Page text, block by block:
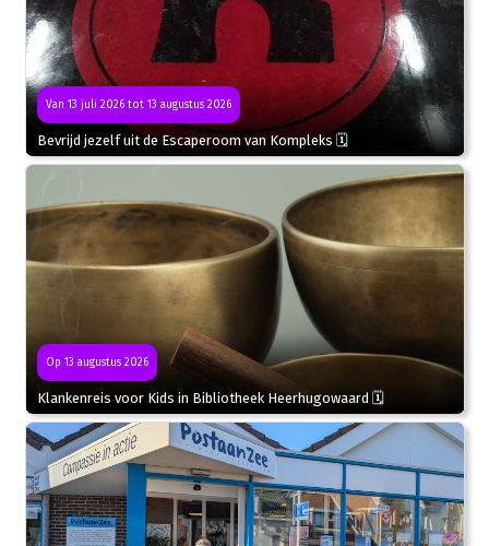
Van 13 juli 2026 tot 13 augustus 2026
Bevrijd jezelf uit de Escaperoom van Kompleks 🗓
Op 13 augustus 2026
Klankenreis voor Kids in Bibliotheek Heerhugowaard 🗓